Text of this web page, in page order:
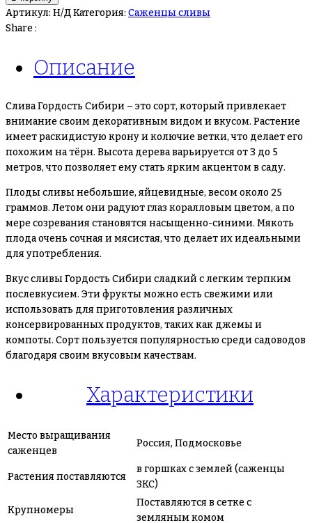
Артикул: Н/ДКатегория: Саженцы сливы
Share :
Описание
Слива Гордость Сибири – это сорт, который привлекает
внимание своим декоративным видом и вкусом. Растение
имеет раскидистую крону и колючие ветки, что делает его
похожим на тёрн. Высота дерева варьируется от 3 до 5
метров, что позволяет ему стать ярким акцентом в саду.
Плоды сливы небольшие, яйцевидные, весом около 25
граммов. Летом они радуют глаз коралловым цветом, а по
мере созревания становятся насыщенно-синими. Мякоть
плода очень сочная и мясистая, что делает их идеальными
для употребления.
Вкус сливы Гордость Сибири сладкий с легким терпким
послевкусием. Эти фрукты можно есть свежими или
использовать для приготовления различных
консервированных продуктов, таких как джемы и
компоты. Сорт пользуется популярностью среди садоводов
благодаря своим вкусовым качествам.
Характеристики
Место выращивания
саженцев
Россия, Подмосковье
Растения поставляются
в горшках с землей (саженцы
ЗКС)
Крупномеры
Поставляются в сетке с
земляным комом